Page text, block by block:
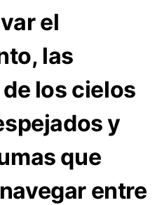
el
las
los cielos
y
que
entre